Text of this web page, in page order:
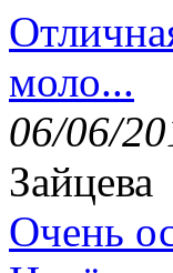
моло...
06/06/
Зайцева
Очень